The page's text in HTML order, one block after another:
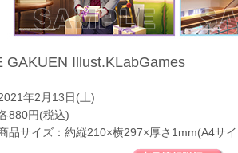
GAKUEN Illust.KLabGames
年2月13日(土)
880円(税込)
品サイズ：約縦210×横297×厚さ1mm(A4サ